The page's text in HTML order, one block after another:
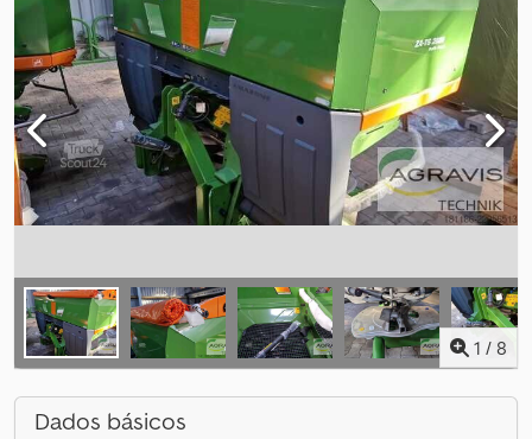
1 / 8
Dados básicos